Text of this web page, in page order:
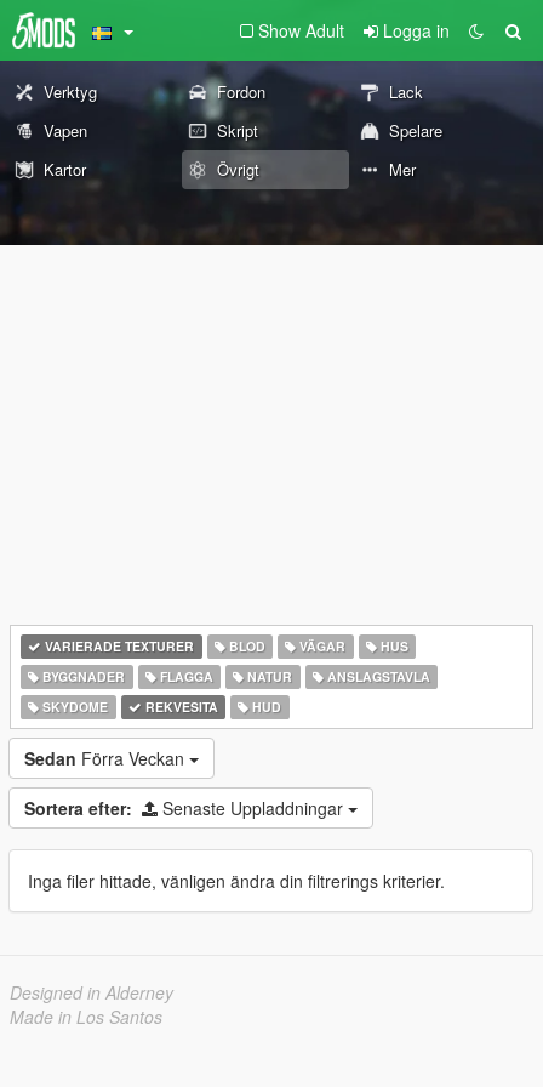
Show Adult Logga in
Verktyg Fordon
Lack
Vapen
Skript
Spelare
Kartor
Övrigt Mer
VARIERADE TEXTURER BLOD VÄGAR
HUS
BYGGNADER
FLAGGA NATUR
ANSLAGSTAVLA
SKYDOME
REKVESITA HUD
Sedan Förra Veckan
Sortera efter: Senaste Uppladdningar
Inga filer hittade, vänligen ändra din filtrerings kriterier.
Designed in Alderney
Made in Los Santos